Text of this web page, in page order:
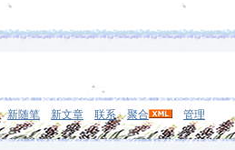
新随笔 新文章 联系 聚合 管理